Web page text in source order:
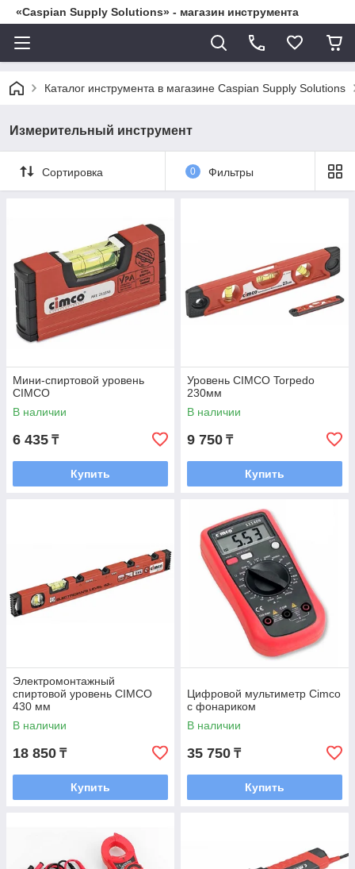
«Caspian Supply Solutions» - магазин инструмента
Каталог инструмента в магазине Caspian Supply Solutions
Измерительный инструмент
Сортировка 0 Фильтры
Мини-спиртовой уровень
CIMCO
В наличии
6 435 ₸
Купить
Уровень CIMCO Torpedo
230мм
В наличии
9 750 ₸
Купить
Электромонтажный
спиртовой уровень CIMCO
430 мм
В наличии
18 850 ₸
Купить
Цифровой мультиметр Cimco
с фонариком
В наличии
35 750 ₸
Купить